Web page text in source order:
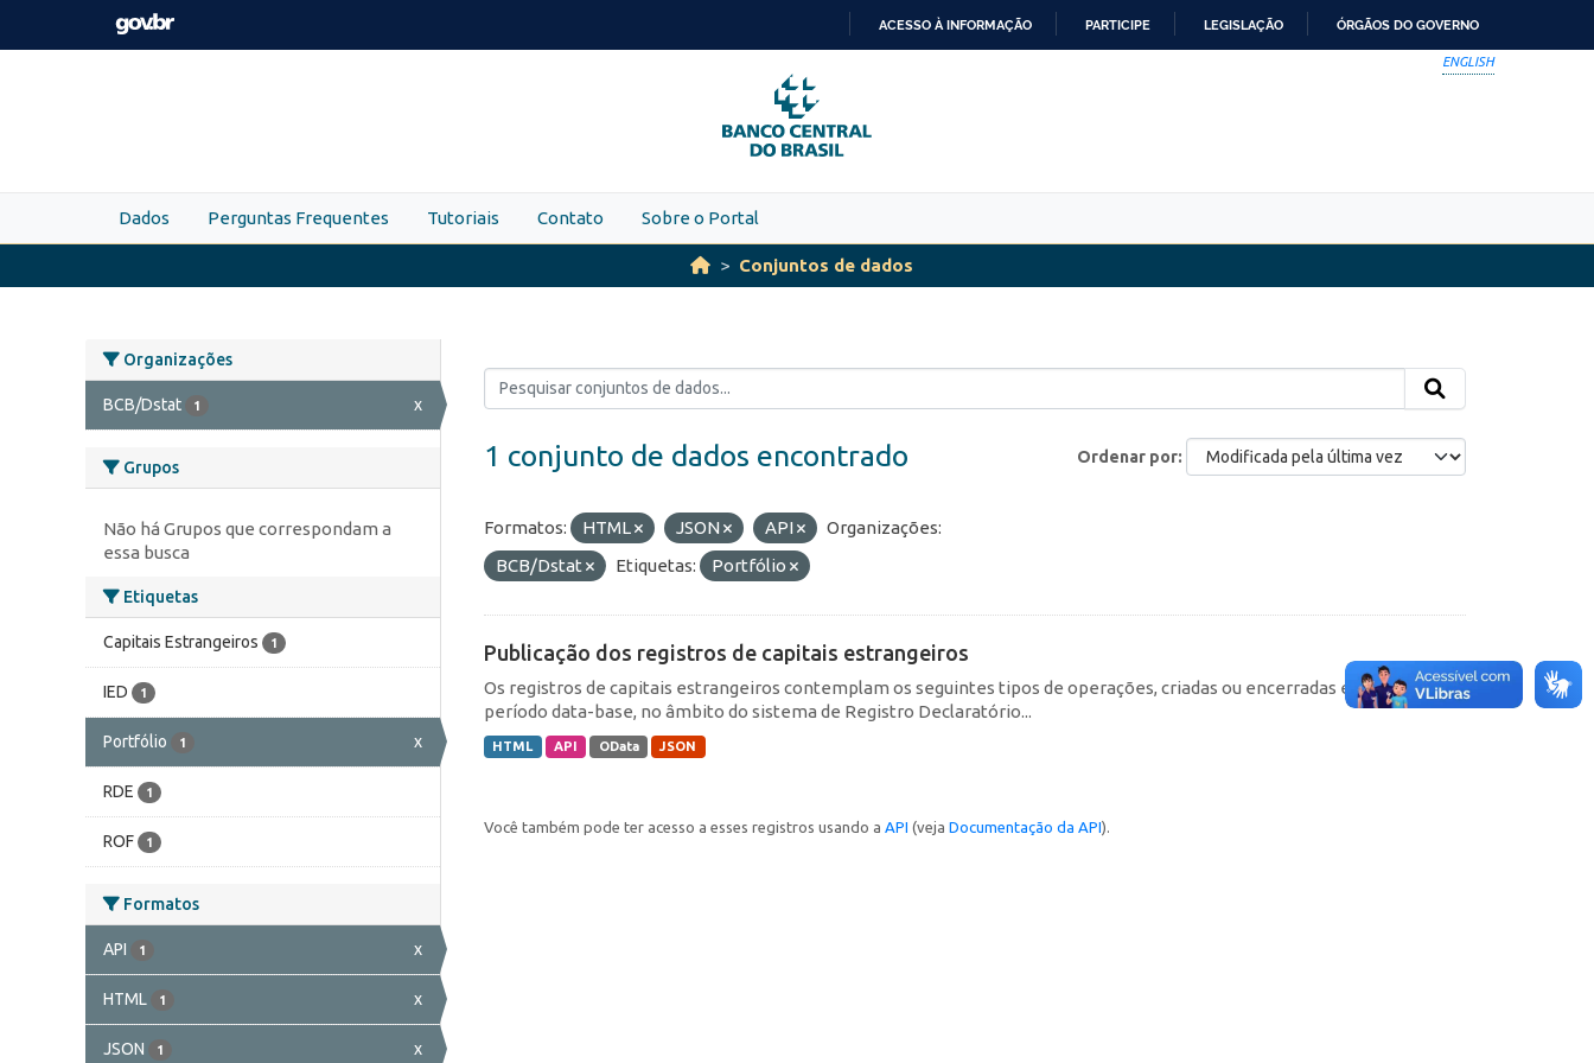
Skip to main content
PARA
O
CONTEÚDO
ACESSO À INFORMAÇÃO PARTICIPE LEGISLAÇÃO ÓRGÃOS DO GOVERNO
ENGLISH
Dados Perguntas Frequentes Tutoriais Contato Sobre o Portal
Conjuntos de dados
Organizações
BCB/Dstat 1 x
Grupos
Não há Grupos que correspondam a
essa busca
Etiquetas
Capitais Estrangeiros 1
IED 1
Portfólio 1 x
RDE 1
ROF 1
Formatos
API 1 x
HTML 1 x
JSON 1 x
Ordenar por
1 conjunto de dados encontrado
Formatos: HTML JSON API
Organizações:
BCB/Dstat
Etiquetas: Portfólio
Publicação dos registros de capitais estrangeiros
Os registros de capitais estrangeiros contemplam os seguintes tipos de operações, criadas ou encerradas em cada
período data-base, no âmbito do sistema de Registro Declaratório...
HTML API OData JSON
Você também pode ter acesso a esses registros usando a API (veja Documentação da API).